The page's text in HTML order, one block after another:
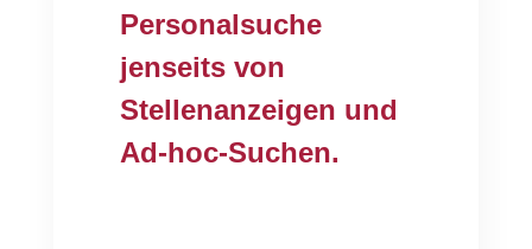
Personalsuche
jenseits von
Stellenanzeigen und
Ad-hoc-Suchen.